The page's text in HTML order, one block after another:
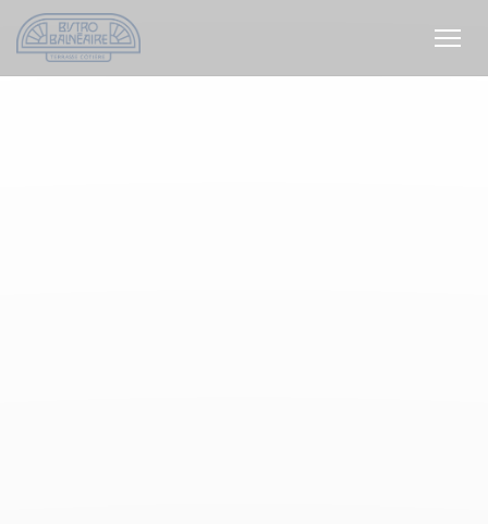
Personnalisation de vos choix en matière de cookies